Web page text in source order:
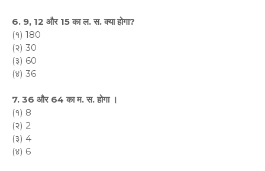
6. 9, 12 और 15 का ल. स. क्या होगा?
(१) 180
(२) 30
(३) 60
(४) 36
7. 36 और 64 का म. स. होगा ।
(१) 8
(२) 2
(३) 4
(४) 6